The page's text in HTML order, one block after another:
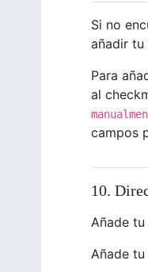
Si no
añadir tu
Para
al
campos
10.
Añade
Añade